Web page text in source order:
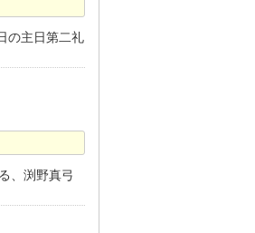
の主日第二礼
、渕野真弓